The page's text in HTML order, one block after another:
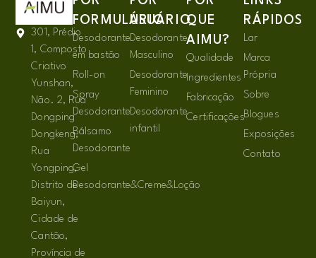
301, Prédio
1, Composto
Criativo
Yunshan,
Não. 2, Rua
Dongping
Dongkeng,
Rua
Yongping,
Distrito de
Baiyun,
Cidade de
Cantão,
Província de
FORMULÁRIO
Desodorante
em bastão
Roll-on
Spray
Desodorante
Bálsamo
Desodorante
Gel
Desodorante&Creme&Loção
USUÁRIO
Desodorante
Masculino
Desodorante
Feminino
Desodorante
infantil
QUE
AIMU?
Qualidade
Ingredientes
Fabricação
Certificações
RÁPIDOS
Lar
Marca
Própria
Sobre
Blogues
Exposições
Contato